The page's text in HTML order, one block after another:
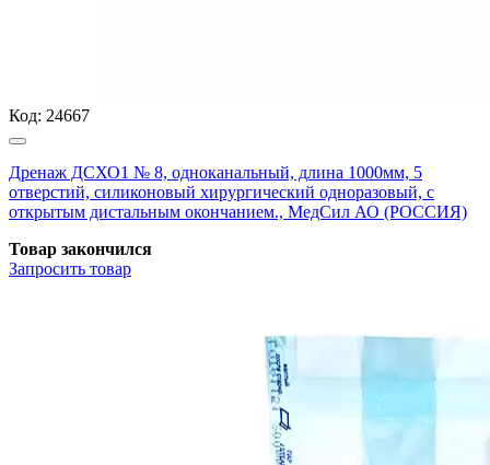
Код: 24667
Дренаж ДСХО1 № 8, одноканальный, длина 1000мм, 5
отверстий, силиконовый хирургический одноразовый, с
открытым дистальным окончанием., МедСил АО (РОССИЯ)
Товар закончился
Запросить товар